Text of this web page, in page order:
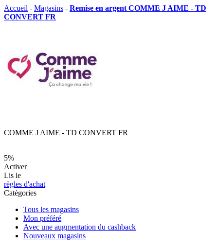
Accueil - Magasins - Remise en argent COMME J AIME - TD
CONVERT FR
COMME J AIME - TD CONVERT FR
5%
Activer
Lis le
règles d'achat
Catégories
Tous les magasins
Mon préféré
Avec une augmentation du cashback
Nouveaux magasins